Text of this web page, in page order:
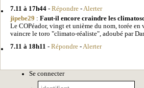
7.11 à 17h44 - Répondre - Alerter
jipebe29 : Faut-il encore craindre les
Le COPéador, vingt et unième du nom, torée en
vaincre le toro "climato-réaliste", adoubé par
7.11 à 18h11 - Répondre - Alerter
Se connecter